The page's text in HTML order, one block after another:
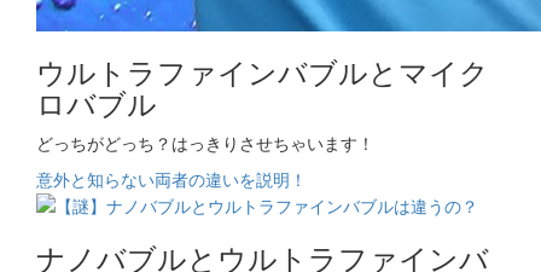
ウルトラファインバブルとマイク
ロバブル
どっちがどっち？はっきりさせちゃいます！
意外と知らない両者の違いを説明！
ナノバブルとウルトラファインバ